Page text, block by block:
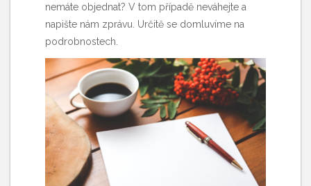
nemáte objednat? V tom případě neváhejte a
napište nám zprávu. Určitě se domluvíme na
podrobnostech.